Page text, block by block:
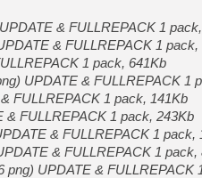
& FULLREPACK 1
& FULLREPACK 1 pack,
1 pack, 641Kb
UPDATE & FULLREPACK 1
FULLREPACK 1 pack, 141Kb
& FULLREPACK 1 pack, 243Kb
& FULLREPACK 1 pack,
& FULLREPACK 1 pack,
png) UPDATE & FULLREPACK